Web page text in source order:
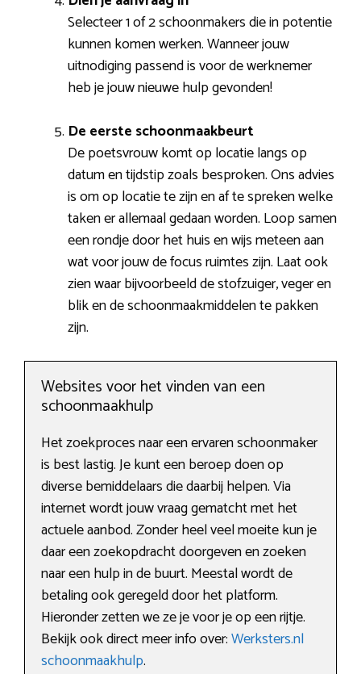
Selecteer 1 of 2 schoonmakers die in potentie
kunnen komen werken. Wanneer jouw
uitnodiging passend is voor de werknemer
heb je jouw nieuwe hulp gevonden!
De eerste schoonmaakbeurt
De poetsvrouw komt op locatie langs op
datum en tijdstip zoals besproken. Ons advies
is om op locatie te zijn en af te spreken welke
taken er allemaal gedaan worden. Loop samen
een rondje door het huis en wijs meteen aan
wat voor jouw de focus ruimtes zijn. Laat ook
zien waar bijvoorbeeld de stofzuiger, veger en
blik en de schoonmaakmiddelen te pakken
zijn.
Websites voor het vinden van een
schoonmaakhulp
Het zoekproces naar een ervaren schoonmaker
is best lastig. Je kunt een beroep doen op
diverse bemiddelaars die daarbij helpen. Via
internet wordt jouw vraag gematcht met het
actuele aanbod. Zonder heel veel moeite kun je
daar een zoekopdracht doorgeven en zoeken
naar een hulp in de buurt. Meestal wordt de
betaling ook geregeld door het platform.
Hieronder zetten we ze je voor je op een rijtje.
Bekijk ook direct meer info over:Werksters.nl
schoonmaakhulp.